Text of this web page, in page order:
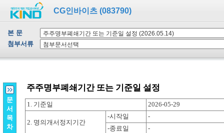
CG인바이츠 (083790)
본 문
첨부서류
문
서
목
차